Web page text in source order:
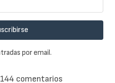
144 comentarios
por email.